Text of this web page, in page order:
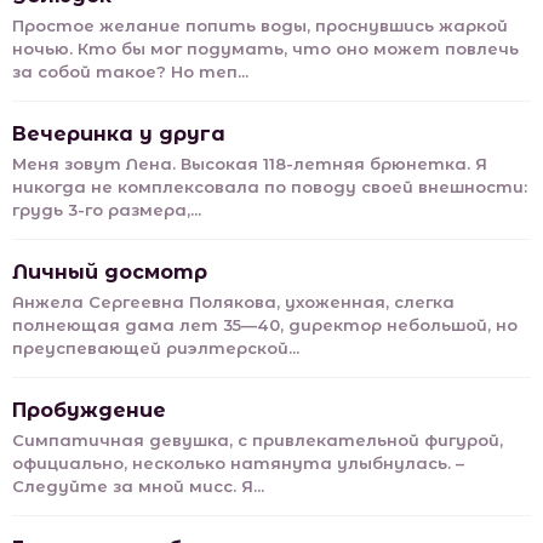
Простое желание попить воды, проснувшись жаркой
ночью. Кто бы мог подумать, что оно может повлечь
за собой такое? Но теп...
Вечеринка у друга
Меня зовут Лена. Высокая 118-летняя брюнетка. Я
никогда не комплексовала по поводу своей внешности:
грудь 3-го размера,...
Личный досмотр
Анжела Сергеевна Полякова, ухоженная, слегка
полнеющая дама лет 35—40, директор небольшой, но
преуспевающей риэлтерской...
Пробуждение
Симпатичная девушка, с привлекательной фигурой,
официально, несколько натянута улыбнулась. –
Следуйте за мной мисс. Я...